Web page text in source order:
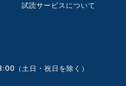
試読サービスについて
（土日・祝日を除く）